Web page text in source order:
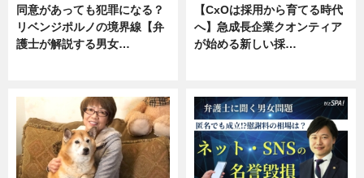
同意があっても犯罪になる？
リベンジポルノの境界線【弁
護士が解説する男女…
【CxOは採用から育てる時代
へ】急成長企業クオンティア
が始める新しい採…